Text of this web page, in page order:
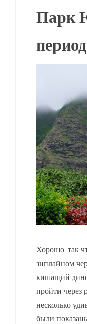
Парк
Хорошо, так
зиплайном
кишащий
пройти через
несколько
были